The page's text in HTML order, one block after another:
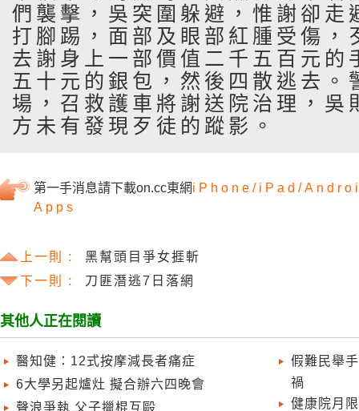
們襲擊，吳突圍躲避，惟謝卻走
打腳踢，面部及眼部紅腫受傷，
去謝身上一部價值二千五百元的
五十元的銀包，然後四散逃去。
場，召救護車將謝送院治理，吳
方未有發現歹徒的蹤影。
第一手消息請下載on.cc東網iPhone/ iPad/
Apps
上一則 :
黑幫頭目爭女捱斬
下一則 :
刀匪潛逃7日落網
其他人正在閱讀
醫知健：12式按摩減長者痛症
6大學另起爐灶 擬合辦六四晚會
聲浪爭執 父子擸棍互毆
假難民舉
禍
健康院月